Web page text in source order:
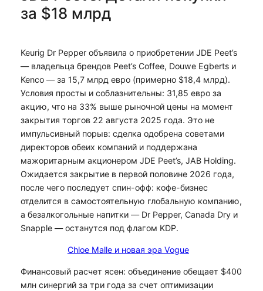
за $18 млрд
Keurig Dr Pepper объявила о приобретении JDE Peet’s
— владельца брендов Peet’s Coffee, Douwe Egberts и
Kenco — за 15,7 млрд евро (примерно $18,4 млрд).
Условия просты и соблазнительны: 31,85 евро за
акцию, что на 33% выше рыночной цены на момент
закрытия торгов 22 августа 2025 года. Это не
импульсивный порыв: сделка одобрена советами
директоров обеих компаний и поддержана
мажоритарным акционером JDE Peet’s, JAB Holding.
Ожидается закрытие в первой половине 2026 года,
после чего последует спин-офф: кофе-бизнес
отделится в самостоятельную глобальную компанию,
а безалкогольные напитки — Dr Pepper, Canada Dry и
Snapple — останутся под флагом KDP.
Chloe Malle и новая эра Vogue
Финансовый расчет ясен: объединение обещает $400
млн синергий за три года за счет оптимизации